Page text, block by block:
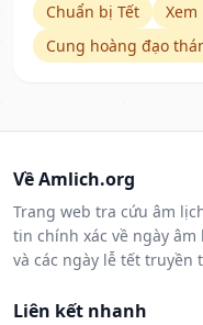
Chuẩn bị Tết
Cung hoàng đạo
Về Amlich.org
Trang web tra cứu âm
tin chính xác về ngày
và các ngày lễ tết truyền
Liên kết nhanh